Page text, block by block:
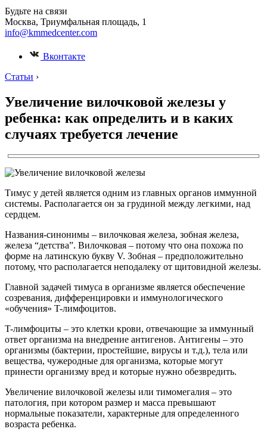
Будьте на связи
Москва, Триумфальная площадь, 1
info@kmmedcenter.com
Вконтакте
Статьи ›
Увеличение вилочковой железы у
ребенка: как определить и в каких
случаях требуется лечение
Тимус у детей является одним из главных органов иммунной
системы. Располагается он за грудиной между легкими, над
сердцем.
Названия-синонимы – вилочковая железа, зобная железа,
железа “детства”. Вилочковая – потому что она похожа по
форме на латинскую букву V. Зобная – предположительно
потому, что располагается неподалеку от щитовидной железы.
Главной задачей тимуса в организме является обеспечение
созревания, дифференцировки и иммунологического
«обучения» T-лимфоцитов.
T-лимфоциты – это клетки крови, отвечающие за иммунный
ответ организма на внедрение антигенов. Антигены – это
организмы (бактерии, простейшие, вирусы и т.д.), тела или
вещества, чужеродные для организма, которые могут
принести организму вред и которые нужно обезвредить.
Увеличение вилочковой железы или тимомегалия – это
патология, при котором размер и масса превышают
нормальные показатели, характерные для определенного
возраста ребенка.